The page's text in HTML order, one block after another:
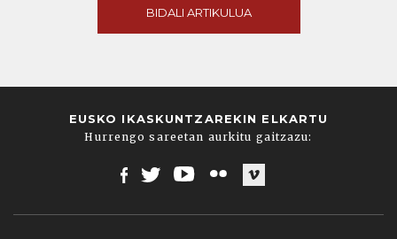
BIDALI ARTIKULUA
EUSKO IKASKUNTZAREKIN ELKARTU
Hurrengo sareetan aurkitu gaitzazu: